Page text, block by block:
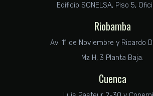
Edificio SONELSA, Piso 5,
Riobamba
Av. 11 de Noviembre y Ricardo
Mz H, 3 Planta Baja.
Cuenca